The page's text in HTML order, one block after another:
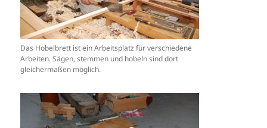
Das Hobelbrett ist ein Arbeitsplatz für verschiedene
Arbeiten. Sägen, stemmen und hobeln sind dort
gleichermaßen möglich.